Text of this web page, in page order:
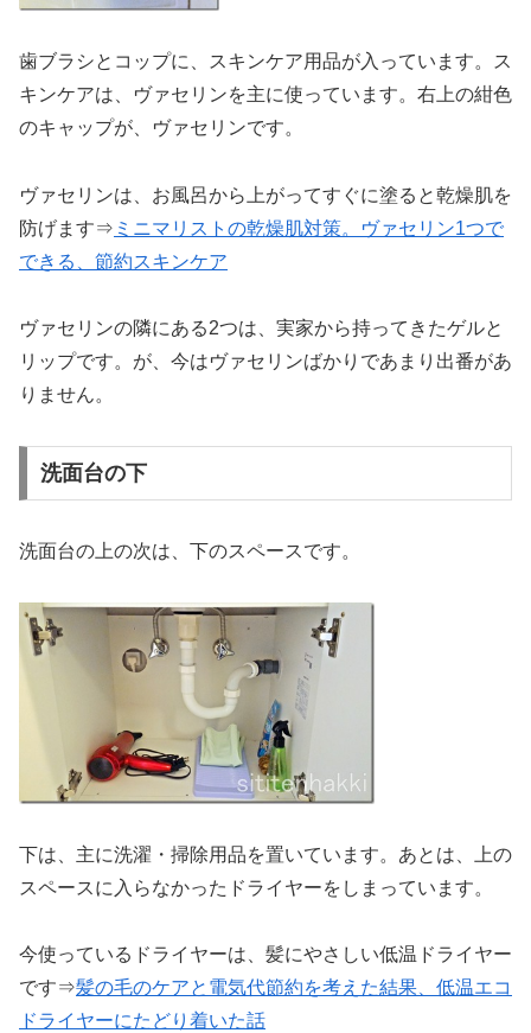
歯ブラシとコップに、スキンケア用品が入っています。ス
キンケアは、ヴァセリンを主に使っています。右上の紺色
のキャップが、ヴァセリンです。
ヴァセリンは、お風呂から上がってすぐに塗ると乾燥肌を
防げます⇒ ミニマリストの乾燥肌対策。ヴァセリン1つで
できる、節約スキンケア
ヴァセリンの隣にある2つは、実家から持ってきたゲルと
リップです。が、今はヴァセリンばかりであまり出番があ
りません。
洗面台の下
洗面台の上の次は、下のスペースです。
下は、主に洗濯・掃除用品を置いています。あとは、上の
スペースに入らなかったドライヤーをしまっています。
今使っているドライヤーは、髪にやさしい低温ドライヤー
です⇒髪の毛のケアと電気代節約を考えた結果、低温エコ
ドライヤーにたどり着いた話